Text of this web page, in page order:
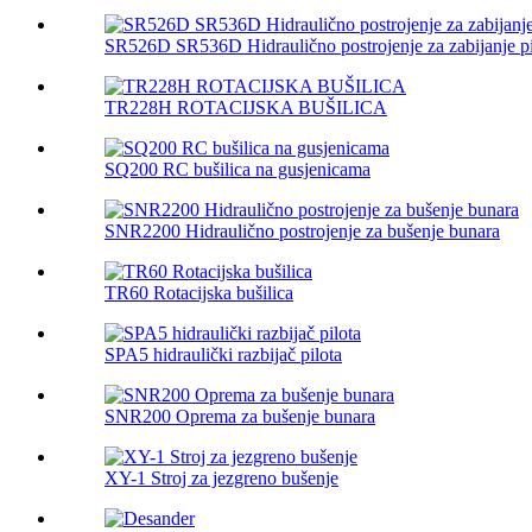
SR526D SR536D Hidraulično postrojenje za zabijanje
TR228H ROTACIJSKA BUŠILICA
SQ200 RC bušilica na gusjenicama
SNR2200 Hidraulično postrojenje za bušenje bunara
TR60 Rotacijska bušilica
SPA5 hidraulički razbijač pilota
SNR200 Oprema za bušenje bunara
XY-1 Stroj za jezgreno bušenje